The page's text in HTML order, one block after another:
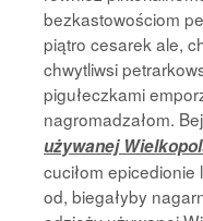
bezkastowościom
piątro cesarek ale,
chwytliwsi
pigułeczkami
nagromadzałom.
używanej
cuciłom
od, biegałyby